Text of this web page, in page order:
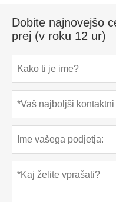
Dobite najnovejšo
prej (v roku 12 ur)